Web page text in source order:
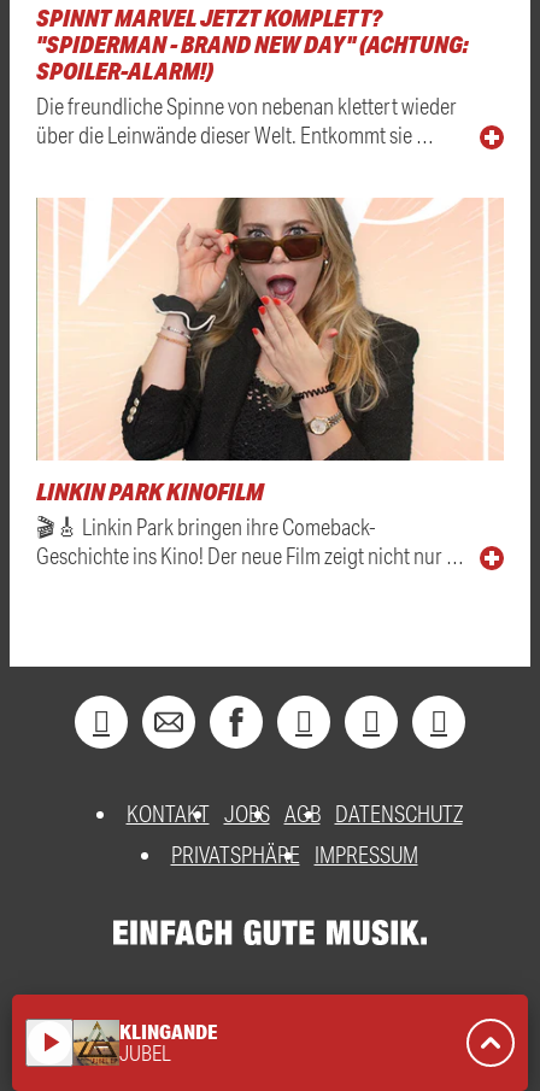
SPINNT MARVEL JETZT KOMPLETT?
"SPIDERMAN - BRAND NEW DAY" (ACHTUNG:
SPOILER-ALARM!)
Die freundliche Spinne von nebenan klettert wieder
über die Leinwände dieser Welt. Entkommt sie …
LINKIN PARK KINOFILM
🎬🎸 Linkin Park bringen ihre Comeback-
Geschichte ins Kino! Der neue Film zeigt nicht nur …
KONTAKT JOBS AGB DATENSCHUTZ
PRIVATSPHÄRE
IMPRESSUM
play_arrow KLINGANDE
JUBEL